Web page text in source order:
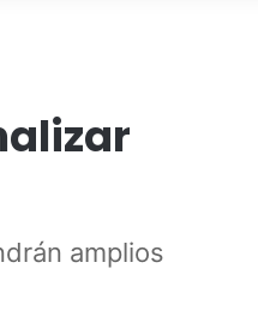
amplios